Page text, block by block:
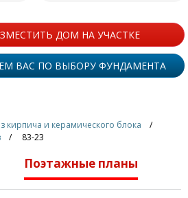
ДОМ НА УЧАСТКЕ
ВАС ПО ВЫБОРУ ФУНДАМЕНТА
кирпича и керамического блока
83-23
Поэтажные планы